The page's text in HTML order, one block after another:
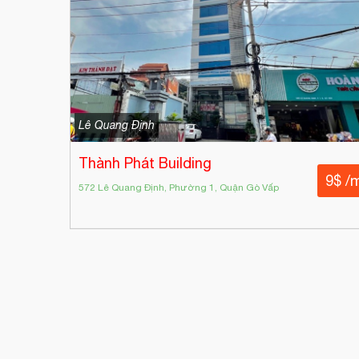
Lê Quang Định
Thành Phát Building
572 Lê Quang Định, Phường 1, Quận Gò Vấp 9$ /